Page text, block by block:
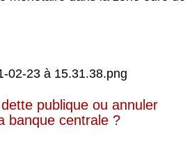
02-23 à 15.31.38.png
publique ou annuler
banque centrale ?